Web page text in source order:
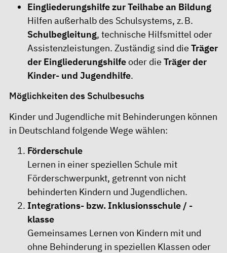
Eingliederungshilfe zur Teilhabe an Bildung
Hilfen außerhalb des Schulsystems, z. B.
Schulbegleitung, technische Hilfsmittel oder
Assistenzleistungen. Zuständig sind die Träger
der Eingliederungshilfeoder die Träger der
Kinder- und Jugendhilfe.
Möglichkeiten des Schulbesuchs
Kinder und Jugendliche mit Behinderungen können
in Deutschland folgende Wege wählen:
Förderschule
Lernen in einer speziellen Schule mit
Förderschwerpunkt, getrennt von nicht
behinderten Kindern und Jugendlichen.
Integrations- bzw. Inklusionsschule / -
klasse
Gemeinsames Lernen von Kindern mit und
ohne Behinderung in speziellen Klassen oder